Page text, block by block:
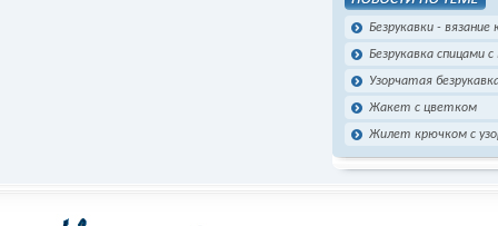
Безрукавки - вязание
Безрукавка спицами
Узорчатая
Жакет с цветком
Жилет крючком с